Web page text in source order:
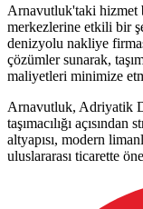
Arnavutluk'taki hizmet
merkezlerine etkili bir
denizyolu nakliye
çözümler sunarak,
maliyetleri minimize
Arnavutluk, Adriyatik
taşımacılığı
altyapısı, modern
uluslararası ticarette